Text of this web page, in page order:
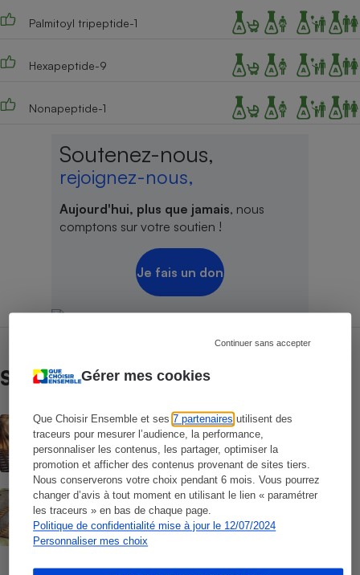
Gérer mes cookies
Que Choisir Ensemble et ses7 partenaires utilisent des
traceurs pour mesurer l’audience, la performance,
personnaliser les contenus, les partager, optimiser la
promotion et afficher des contenus provenant de sites tiers.
Nous conserverons votre choix pendant 6 mois. Vous pourrez
changer d’avis à tout moment en utilisant le lien « paramétrer
les traceurs » en bas de chaque page.
Politique de confidentialité mise à jour le 12/07/2024
Personnaliser mes choix
Continuer sans accepter
Palmitoyl tripeptide-1
Hexapeptide-9
Nonapeptide-1
Soutenez-nous,
rejoignez-nous,
Aujourd'hui, plus que jamais, nous
comptons sur votre soutien !
Je fais un don
Sur le même sujet
ACTUALITÉ
Les moustiques vont-ils s’habituer au
répulsif le plus efficace ?
ACTION QUE CHOISIR ENSEMBLE
Test des crèmes solaires vendues sur
Temu, Shein et AliExpress - 9 sur 10
dangereuses pour la santé des
consommateurs